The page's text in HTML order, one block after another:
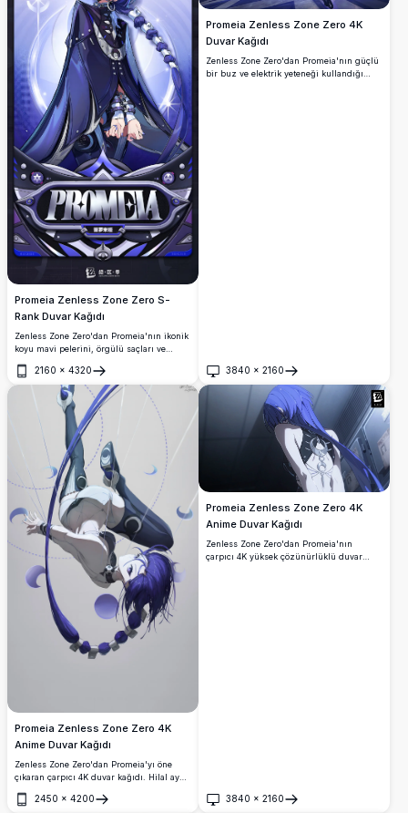
Promeia Zenless Zone Zero S-
Rank Duvar Kağıdı
Zenless Zone Zero'dan Promeia'nın ikonik
koyu mavi pelerini, örgülü saçları ve
4K yüksek çözünürlüklü duvar kağıdı.
Zarif fütüristik detaylara sahip S-Rank
karakter kartı sanatı.
2160 × 4320
Aç
Promeia Zenless Zone Zero 4K
Duvar Kağıdı
Zenless Zone Zero'dan Promeia'nın güçlü
bir buz ve elektrik yeteneği kullandığı
3840 × 2160
Aç
Promeia Zenless Zone Zero 4K
Anime Duvar Kağıdı
Zenless Zone Zero'dan Promeia'yı öne
çıkaran çarpıcı 4K duvar kağıdı. Hilal ay
olarak tasvir edilmiş, mor saçları
2450 × 4200
Aç
Promeia Zenless Zone Zero 4K
Anime Duvar Kağıdı
Zenless Zone Zero'dan Promeia'nın
çarpıcı 4K yüksek çözünürlüklü duvar
3840 × 2160
Aç